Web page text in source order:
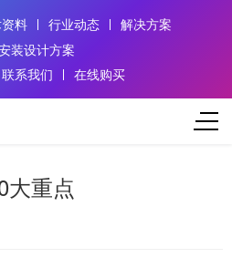
料 行业动态
解决方案
装设计方案
联系我们 在线购买
大重点